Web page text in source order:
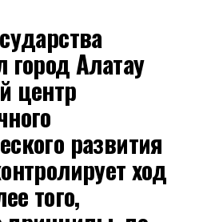
город Алатау
центр
развития
ход
того,